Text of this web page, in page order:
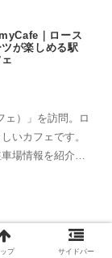
｜ロース
が楽しめる駅
ェ）」を訪問。ロ
いカフェです。
場情報を紹介し
NAture（ナ
るおしゃれで
ップ サイドバー